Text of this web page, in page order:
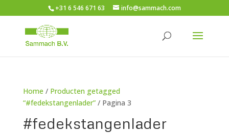
+31 6 546 671 63 info@sammach.com
Home / Producten getagged
“#fedekstangenlader”/ Pagina 3
#fedekstangenlader